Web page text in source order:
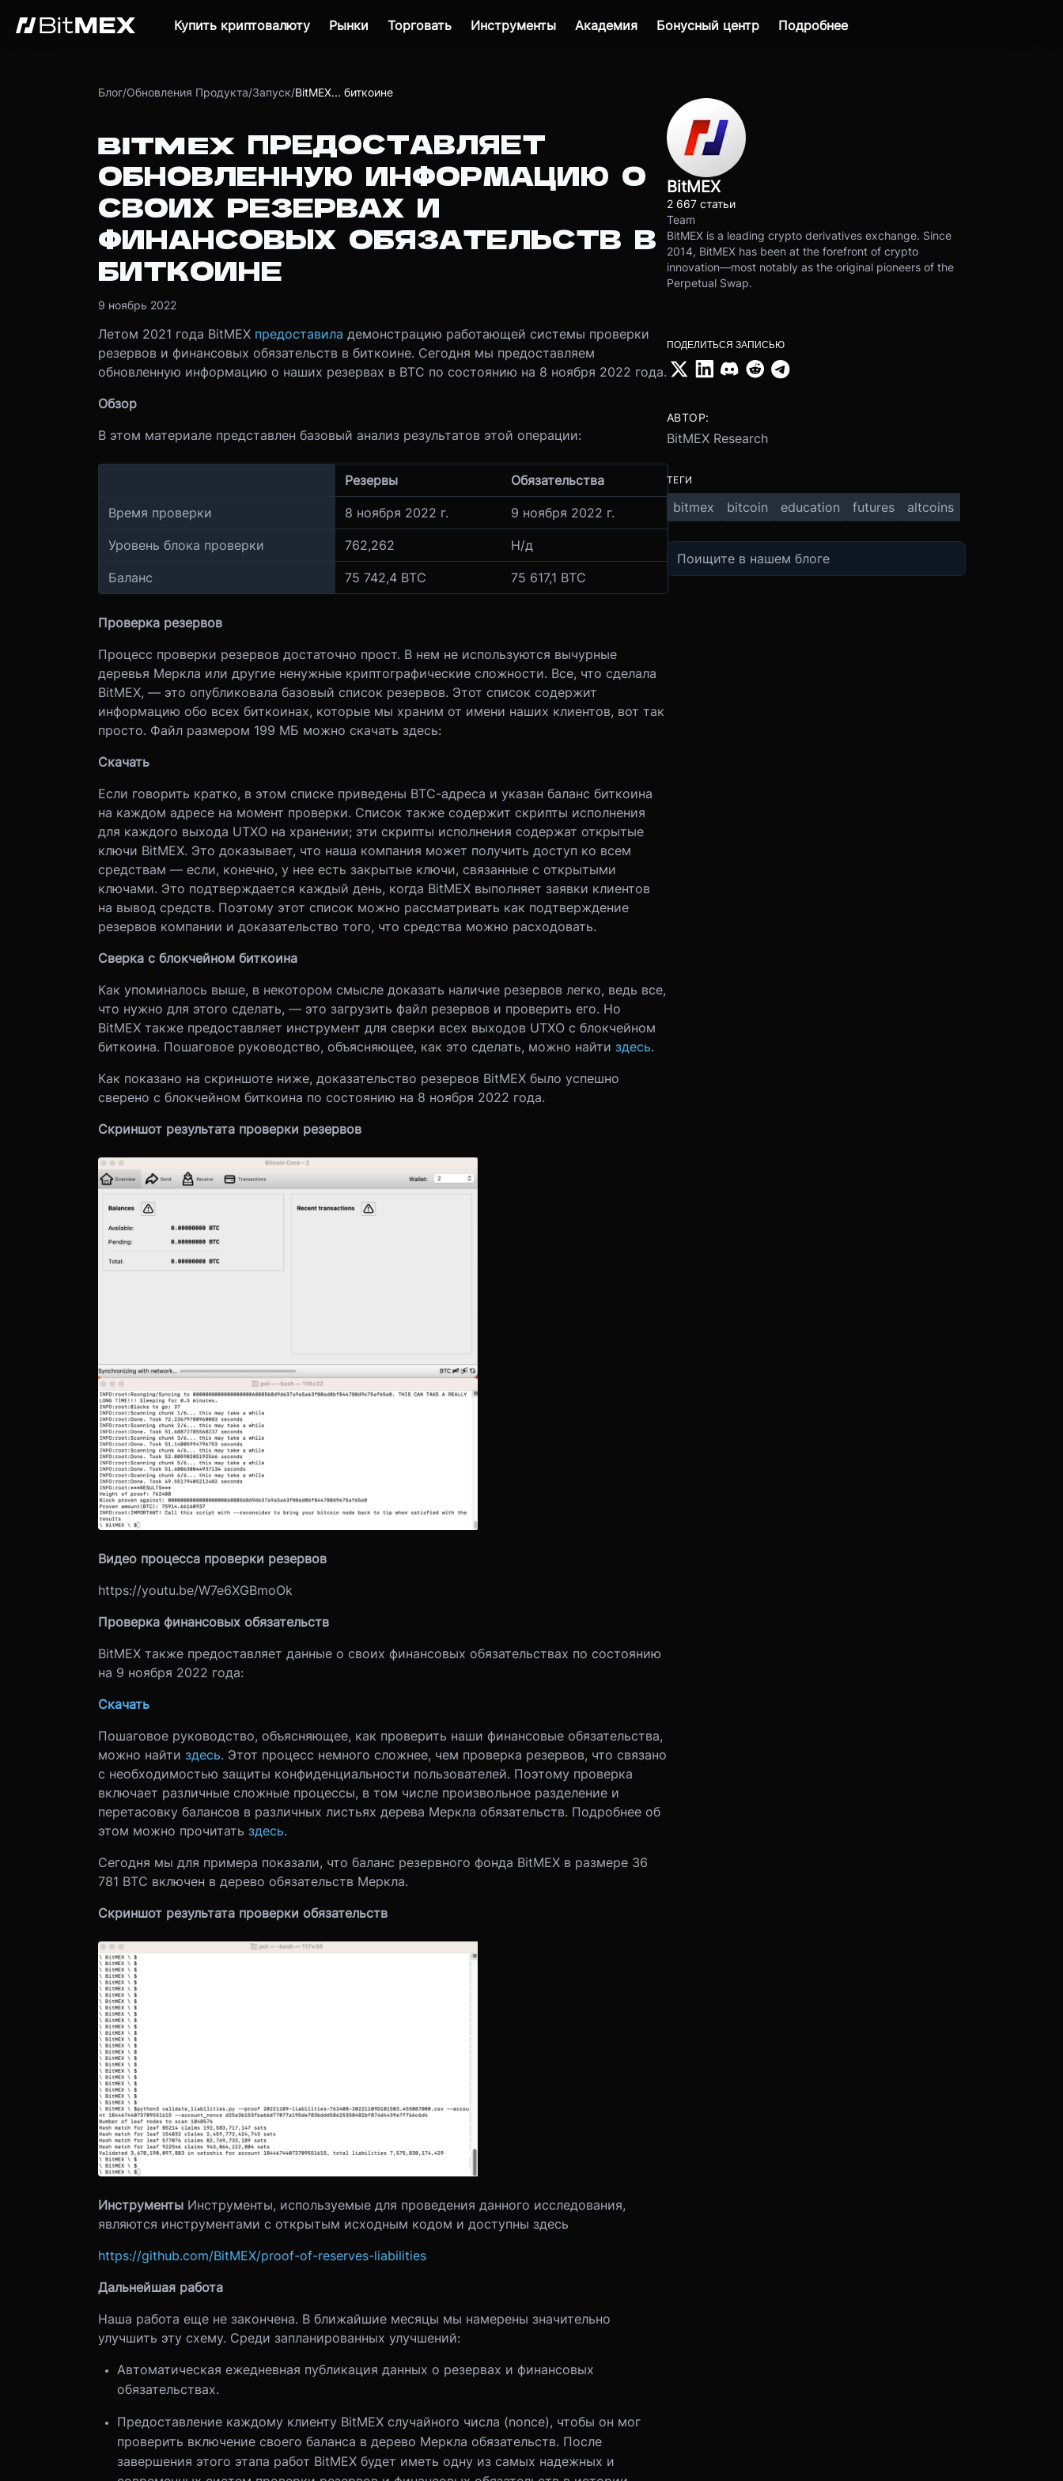
Купить криптовалюту Рынки Торговать Инструменты Академия Бонусный центр Подробнее
Блог/Обновления Продукта/Запуск/BitMEX... биткоине
BITMEX ПРЕДОСТАВЛЯЕТ
ОБНОВЛЕННУЮ ИНФОРМАЦИЮ О
СВОИХ РЕЗЕРВАХ И
ФИНАНСОВЫХ ОБЯЗАТЕЛЬСТВ В
БИТКОИНЕ
9 ноябрь 2022
Летом 2021 года BitMEX предоставила демонстрацию работающей системы проверки
резервов и финансовых обязательств в биткоине. Сегодня мы предоставляем
обновленную информацию о наших резервах в ВТС по состоянию на 8 ноября 2022 года.
Обзор
В этом материале представлен базовый анализ результатов этой операции:
Резервы Обязательства
Время проверки 8 ноября 2022 г. 9 ноября 2022 г.
Уровень блока проверки 762,262 Н/д
Баланс 75 742,4 ВТС 75 617,1 ВТС
Проверка резервов
Процесс проверки резервов достаточно прост. В нем не используются вычурные
деревья Меркла или другие ненужные криптографические сложности. Все, что сделала
BitMEX, — это опубликовала базовый список резервов. Этот список содержит
информацию обо всех биткоинах, которые мы храним от имени наших клиентов, вот так
просто. Файл размером 199 МБ можно скачать здесь:
Скачать
Если говорить кратко, в этом списке приведены ВТС-адреса и указан баланс биткоина
на каждом адресе на момент проверки. Список также содержит скрипты исполнения
для каждого выхода UTXO на хранении; эти скрипты исполнения содержат открытые
ключи BitMEX. Это доказывает, что наша компания может получить доступ ко всем
средствам — если, конечно, у нее есть закрытые ключи, связанные с открытыми
ключами. Это подтверждается каждый день, когда BitMEX выполняет заявки клиентов
на вывод средств. Поэтому этот список можно рассматривать как подтверждение
резервов компании и доказательство того, что средства можно расходовать.
Сверка с блокчейном биткоина
Как упоминалось выше, в некотором смысле доказать наличие резервов легко, ведь все,
что нужно для этого сделать, — это загрузить файл резервов и проверить его. Но
BitMEX также предоставляет инструмент для сверки всех выходов UTXO с блокчейном
биткоина. Пошаговое руководство, объясняющее, как это сделать, можно найти здесь.
Как показано на скриншоте ниже, доказательство резервов BitMEX было успешно
сверено с блокчейном биткоина по состоянию на 8 ноября 2022 года.
Скриншот результата проверки резервов
Видео процесса проверки резервов
https://youtu.be/W7e6XGBmoOk
Проверка финансовых обязательств
BitMEX также предоставляет данные о своих финансовых обязательствах по состоянию
на 9 ноября 2022 года:
Скачать
Пошаговое руководство, объясняющее, как проверить наши финансовые обязательства,
можно найти здесь. Этот процесс немного сложнее, чем проверка резервов, что связано
с необходимостью защиты конфиденциальности пользователей. Поэтому проверка
включает различные сложные процессы, в том числе произвольное разделение и
перетасовку балансов в различных листьях дерева Меркла обязательств. Подробнее об
этом можно прочитать здесь.
Сегодня мы для примера показали, что баланс резервного фонда BitMEX в размере 36
781 ВТС включен в дерево обязательств Меркла.
Скриншот результата проверки обязательств
Инструменты Инструменты, используемые для проведения данного исследования,
являются инструментами с открытым исходным кодом и доступны здесь
https://github.com/BitMEX/proof-of-reserves-liabilities
Дальнейшая работа
Наша работа еще не закончена. В ближайшие месяцы мы намерены значительно
улучшить эту схему. Среди запланированных улучшений:
Автоматическая ежедневная публикация данных о резервах и финансовых
обязательствах.
Предоставление каждому клиенту BitMEX случайного числа (nonce), чтобы он мог
проверить включение своего баланса в дерево Меркла обязательств. После
завершения этого этапа работ BitMEX будет иметь одну из самых надежных и
BitMEX
2 667 статьи
Team
BitMEX is a leading crypto derivatives exchange. Since
2014, BitMEX has been at the forefront of crypto
innovation—most notably as the original pioneers of the
Perpetual Swap.
ПОДЕЛИТЬСЯ ЗАПИСЬЮ
АВТОР:
BitMEX Research
ТЕГИ
bitmex bitcoin education futures altcoins